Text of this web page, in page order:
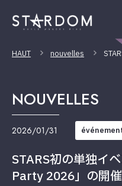
HAUT nouvelles
NOUVELLES
2026/01/31
STARS初の単独イ
Party 2026」の開催